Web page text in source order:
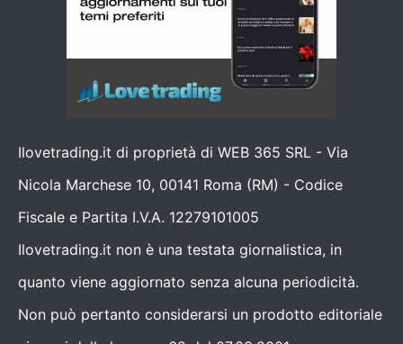
Ilovetrading.it di proprietà di WEB 365 SRL - Via
Nicola Marchese 10, 00141 Roma (RM) - Codice
Fiscale e Partita I.V.A. 12279101005
Ilovetrading.it non è una testata giornalistica, in
quanto viene aggiornato senza alcuna periodicità.
Non può pertanto considerarsi un prodotto editoriale